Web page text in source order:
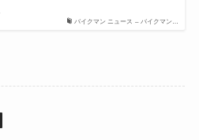
バイクマン ニュース – バイクマン…